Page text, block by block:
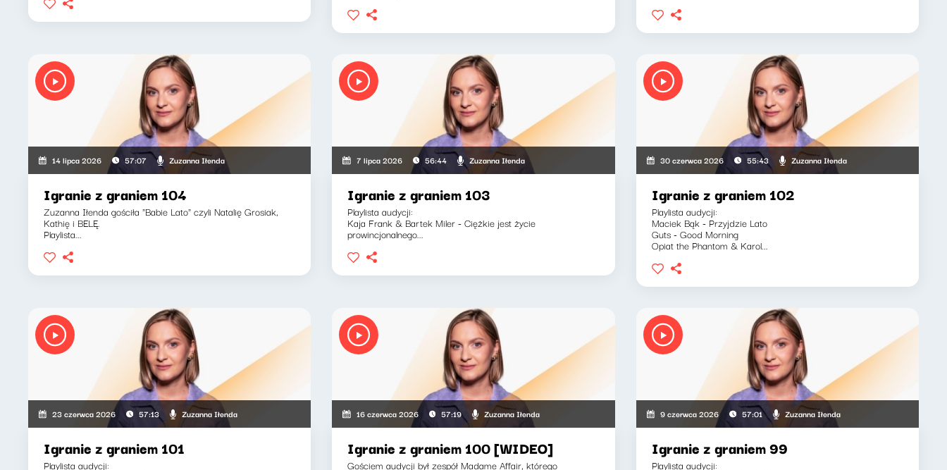
14 lipca 2026 57:07 Zuzanna Iłenda
Igranie z graniem 104
Zuzanna Iłenda gościła "Babie Lato" czyli Natalię Grosiak,
Kathię i BELĘ.
Playlista...
7 lipca 2026 56:44 Zuzanna Iłenda
Igranie z graniem 103
Playlista audycji:
Kaja Frank & Bartek Miler - Ciężkie jest życie
prowincjonalnego...
30 czerwca 2026 55:43 Zuzanna Iłenda
Igranie z graniem 102
Playlista audycji:
Maciek Bąk - Przyjdzie Lato
Guts - Good Morning
Opiat the Phantom & Karol...
23 czerwca 2026 57:13 Zuzanna Iłenda
Igranie z graniem 101
Playlista audycji:
16 czerwca 2026 57:19 Zuzanna Iłenda
Igranie z graniem 100 [WIDEO]
Gościem audycji był zespół Madame Affair, którego
9 czerwca 2026 57:01 Zuzanna Iłenda
Igranie z graniem 99
Playlista audycji: